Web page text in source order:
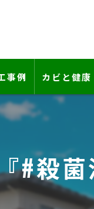
―
事例 カビと健康
#殺